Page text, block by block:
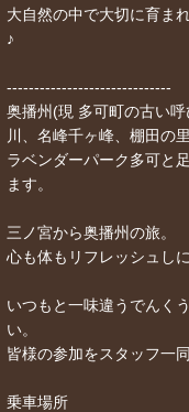
大自然の中で大切に育ま
♪
------------------------------
奥播州(現 多可町の古い
川、名峰千ヶ峰、棚田の
ラベンダーパーク多可と
ます。
三ノ宮から奥播州の旅。
心も体もリフレッシュし
いつもと一味違うでんく
い。
皆様の参加をスタッフ一
乗車場所